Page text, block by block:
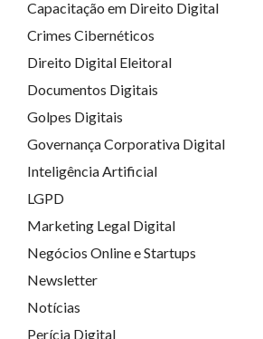
Capacitação em Direito Digital
Crimes Cibernéticos
Direito Digital Eleitoral
Documentos Digitais
Golpes Digitais
Governança Corporativa Digital
Inteligência Artificial
LGPD
Marketing Legal Digital
Negócios Online e Startups
Newsletter
Notícias
Perícia Digital